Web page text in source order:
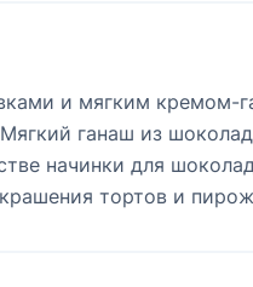
и мягким кремом-
ганаш из
начинки для
тортов и